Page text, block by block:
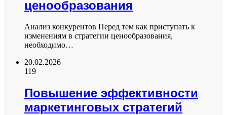
ценообразования
Анализ конкурентов Перед тем как приступать к
изменениям в стратегии ценообразования,
необходимо…
20.02.2026
119
Повышение эффективности
маркетинговых стратегий